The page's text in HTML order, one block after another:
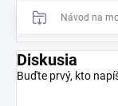
Návod na
Diskusia
Buďte prvý, kto